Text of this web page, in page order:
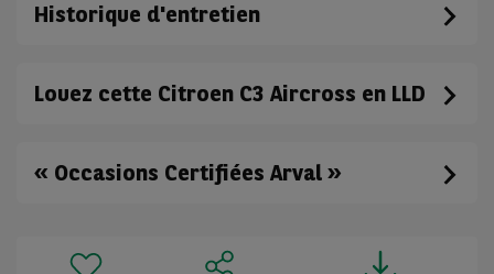
Historique d'entretien
Louez cette Citroen C3 Aircross en LLD
« Occasions Certifiées Arval »